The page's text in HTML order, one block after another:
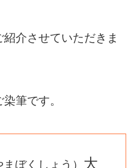
介させていただきま
筆です。
まぼくしょう） 大